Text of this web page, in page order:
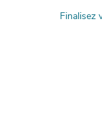
Finalisez